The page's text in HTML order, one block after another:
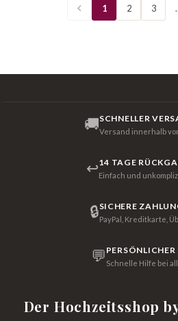
1 2 3
🚚SCHNELLER
Versand innerhalb
↩14 TAGE
Einfach und
🔒SICHERE
PayPal, Kreditkarte,
💬 PERSÖNLICHER
Schnelle Hilfe bei
Der Hochzeitsshop